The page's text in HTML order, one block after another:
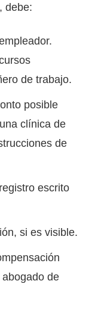
debe:
de trabajo.
posible
clínica de
de
escrito
si es visible.
de